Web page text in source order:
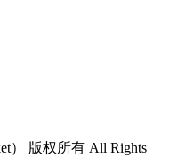
） 版权所有 All Rights